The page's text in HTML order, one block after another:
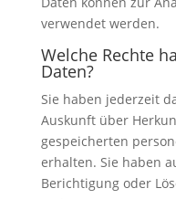
verwendet werden.
Welche Rechte
Daten?
Sie haben jederzeit
Auskunft über
gespeicherten
erhalten. Sie haben
Berichtigung oder